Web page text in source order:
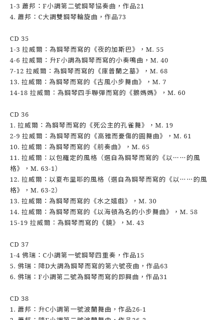
1-3 蕭邦：F小調第二號鋼琴協奏曲，作品21
4. 蕭邦：C大調雙鋼琴輪旋曲，作品73
CD 35
1-3 拉威爾：為鋼琴而寫的《夜的加斯巴》，M. 55
4-6 拉威爾：升F小調為鋼琴而寫的小奏鳴曲，M. 40
7-12 拉威爾：為鋼琴而寫的《庫普蘭之墓》，M. 68
13. 拉威爾：為鋼琴而寫的《古風小步舞曲》，M. 7
14-18 拉威爾：為鋼琴四手聯彈而寫的《鵝媽媽》，M. 60
CD 36
1. 拉威爾：為鋼琴而寫的《死公主的孔雀舞》，M. 19
2-9 拉威爾：為鋼琴而寫的《高雅而憂傷的圓舞曲》，M. 61
10. 拉威爾：為鋼琴而寫的《前奏曲》，M. 65
11. 拉威爾：以包羅定的風格（選自為鋼琴而寫的《以⋯⋯的風
格》，M. 63-1）
12. 拉威爾：以夏布里耶的風格（選自為鋼琴而寫的《以⋯⋯的風
格》，M. 63-2）
13. 拉威爾：為鋼琴而寫的《水之嬉戲》，M. 30
14. 拉威爾：為鋼琴而寫的《以海頓為名的小步舞曲》，M. 58
15-19 拉威爾：為鋼琴而寫的《鏡》，M. 43
CD 37
1-4 佛瑞：C小調第一號鋼琴四重奏，作品15
5. 佛瑞：降D大調為鋼琴而寫的第六號夜曲，作品63
6. 佛瑞：F小調第二號為鋼琴而寫的即興曲，作品31
CD 38
1. 蕭邦：升C小調第一號波蘭舞曲，作品26-1